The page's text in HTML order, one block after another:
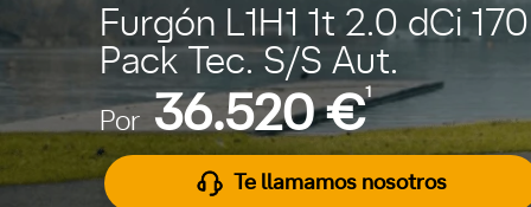
Furgón L1H1 1t 2.0 dCi
Pack Tec. S/S Aut.
Por 36.520 €1
Te llamamos nosotros